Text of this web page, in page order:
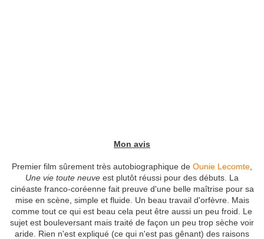
Mon avis
Premier film sûrement très autobiographique de Ounie Lecomte
Une vie toute neuve est plutôt réussi pour des débuts. La
cinéaste franco-coréenne fait preuve d'une belle maîtrise pour sa
mise en scène, simple et fluide. Un beau travail d'orfèvre. Mais
comme tout ce qui est beau cela peut être aussi un peu froid. Le
sujet est bouleversant mais traité de façon un peu trop sèche voir
aride. Rien n'est expliqué (ce qui n'est pas gênant) des raisons